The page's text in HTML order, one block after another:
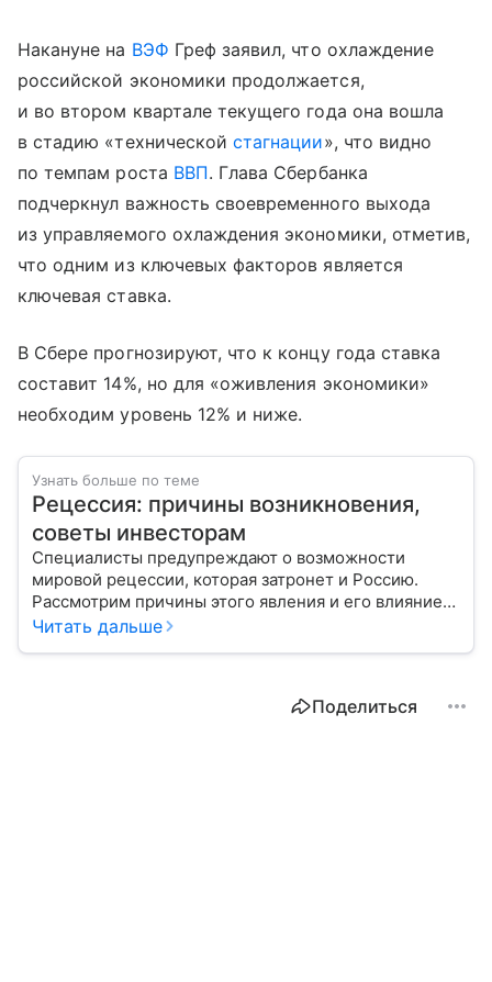
Накануне на ВЭФ Греф заявил, что охлаждение
российской экономики продолжается,
и во втором квартале текущего года она вошла
в стадию «техническойстагнации», что видно
по темпам роста ВВП. Глава Сбербанка
подчеркнул важность своевременного выхода
из управляемого охлаждения экономики, отметив,
что одним из ключевых факторов является
ключевая ставка.
В Сбере прогнозируют, что к концу года ставка
составит 14%, но для «оживления экономики»
необходим уровень 12% и ниже.
Узнать больше по теме
Рецессия: причины возникновения,
советы инвесторам
Специалисты предупреждают о возможности
мировой рецессии, которая затронет и Россию.
Рассмотрим причины этого явления и его влияние
на жизнь людей.
Читать дальше
Поделиться